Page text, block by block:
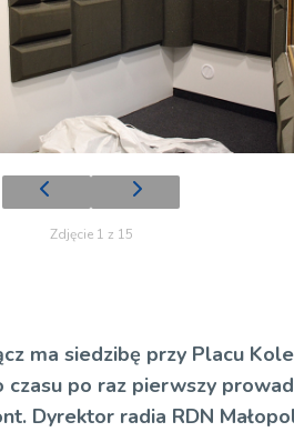
Zdjęcie 1 z 15
ma siedzibę przy Placu
po raz pierwszy
Dyrektor radia RDN